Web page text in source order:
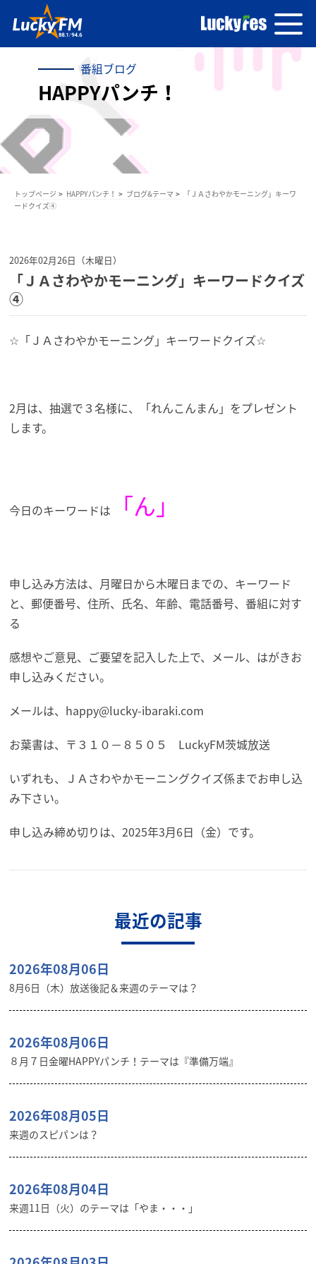
番組ブログ
HAPPYパンチ！
トップページ HAPPYパンチ！ ブログ&テーマ
「ＪＡさわやかモーニング」キーワ
ードクイズ④
2026年02月26日（木曜日）
「ＪＡさわやかモーニング」キーワードクイズ
④
☆「ＪＡさわやかモーニング」キーワードクイズ☆
2月は、抽選で３名様に、「れんこんまん」をプレゼント
します。
今日のキーワードは 「ん」
申し込み方法は、月曜日から木曜日までの、キーワード
と、郵便番号、住所、氏名、年齢、電話番号、番組に対す
る
感想やご意見、ご要望を記入した上で、メール、はがきお
申し込みください。
メールは、happy@lucky-ibaraki.com
お葉書は、〒３１０－８５０５ LuckyFM茨城放送
いずれも、ＪＡさわやかモーニングクイズ係までお申し込
み下さい。
申し込み締め切りは、2025年3月6日（金）です。
最近の記事
2026年08月06日
8月6日（木）放送後記＆来週のテーマは？
2026年08月06日
８月７日金曜HAPPYパンチ！テーマは『準備万端』
2026年08月05日
来週のスピパンは？
2026年08月04日
来週11日（火）のテーマは「やま・・・」